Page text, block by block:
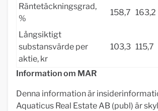
Räntetäckningsgrad,
%
158,7 163,2
Långsiktigt
substansvärde per
aktie, kr
103,3 115,7
Information om MAR
Denna information är
Aquaticus Real Estate AB (publ) är